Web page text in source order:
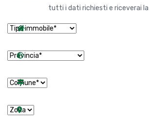
tutti i dati richiesti e riceverai la